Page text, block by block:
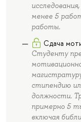
менее 5
работы.
Сдача
Студенту
стипендию
должности.
примерно 5
включая